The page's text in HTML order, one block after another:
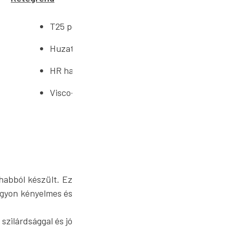
T25 poliuretán hab: 14 cm
Huzat: 1 cm
HR hab: 2 cm
Visco-memóriahab: 2 cm
készült. Ez
kényelmes és
és jó